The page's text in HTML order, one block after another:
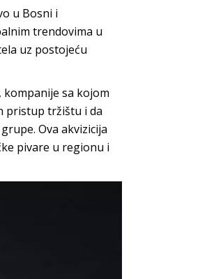
u Bosni i
trendovima u
uz postojeću
kompanije sa kojom
pristup tržištu i da
Ova akvizicija
pivare u regionu i